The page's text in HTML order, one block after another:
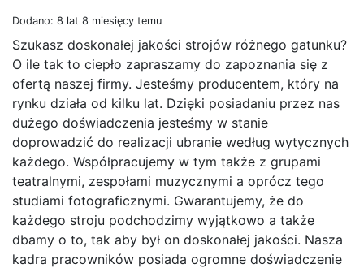
Dodano: 8 lat 8 miesięcy temu
Szukasz doskonałej jakości strojów różnego gatunku?
O ile tak to ciepło zapraszamy do zapoznania się z
ofertą naszej firmy. Jesteśmy producentem, który na
rynku działa od kilku lat. Dzięki posiadaniu przez nas
dużego doświadczenia jesteśmy w stanie
doprowadzić do realizacji ubranie według wytycznych
każdego. Współpracujemy w tym także z grupami
teatralnymi, zespołami muzycznymi a oprócz tego
studiami fotograficznymi. Gwarantujemy, że do
każdego stroju podchodzimy wyjątkowo a także
dbamy o to, tak aby był on doskonałej jakości. Nasza
kadra pracowników posiada ogromne doświadczenie